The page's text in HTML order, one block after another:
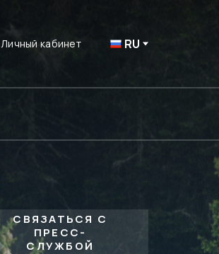
Личный кабинет RU
СВЯЗАТЬСЯ С
ПРЕСС-
СЛУЖБОЙ